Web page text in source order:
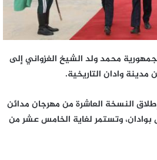
محمد ولد الشيخ الغزواني إلى
وادان التاريخية.
النسخة العاشرة من مهرجان مدائن
بوادان، وتستمر لغاية الخامس عشر من